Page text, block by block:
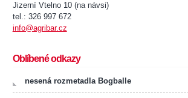
Jizerní Vtelno 10 (na návsi)
tel.: 326 997 672
info@agribar.cz
Oblíbené odkazy
nesená rozmetadla Bogballe